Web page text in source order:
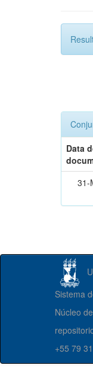
Data
31-
Sistema
Núcleo
+55 79